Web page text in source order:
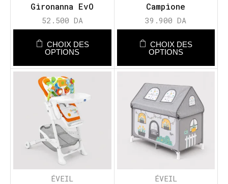
Gironanna EvO
52.500 DA
CHOIX DES
OPTIONS
Campione
39.900DA
CHOIX DES
OPTIONS
ÉVEIL ÉVEIL